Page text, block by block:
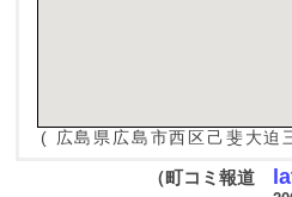
( 広島県広島市西区己斐大迫
（町コミ報道